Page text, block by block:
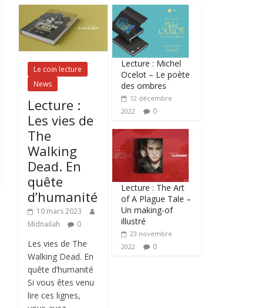
Le coin lecture
News
Lecture :
Les vies de
The
Walking
Dead. En
quête
d’humanité
10 mars 2023
Midnailah
0
Les vies de The
Walking Dead. En
quête d’humanité
Si vous êtes venu
lire ces lignes,
Lecture : Michel
Ocelot – Le poète
des ombres
12 décembre
2022
0
Lecture : The Art
of A Plague Tale –
Un making-of
illustré
23 novembre
2022
0